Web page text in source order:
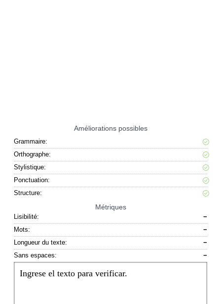
Améliorations possibles
Grammaire:
Orthographe:
Stylistique:
Ponctuation:
Structure:
Métriques
Lisibilité:
−
Mots:
−
Longueur du texte:
−
Sans espaces:
−
Ingrese el texto para verificar.